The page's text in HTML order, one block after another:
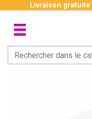
Livraison gratuite